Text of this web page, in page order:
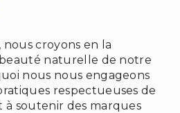
croyons en la
naturelle de notre
nous nous engageons
respectueuses de
à soutenir des marques